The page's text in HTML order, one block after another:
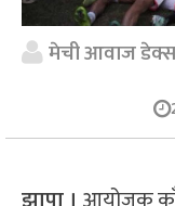
मेची आवाज